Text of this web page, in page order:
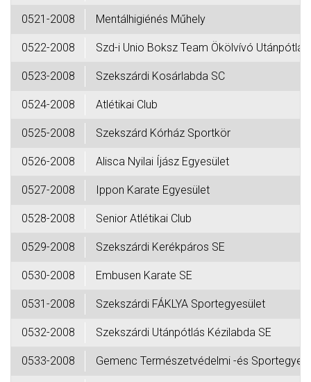
0521-2008 Mentálhigiénés Műhely
0522-2008 Szd-i Unio Boksz Team Ökölvívó
0523-2008 Szekszárdi Kosárlabda SC
0524-2008 Atlétikai Club
0525-2008 Szekszárd Kórház Sportkör
0526-2008 Alisca Nyilai Íjász Egyesület
0527-2008 Ippon Karate Egyesület
0528-2008 Senior Atlétikai Club
0529-2008 Szekszárdi Kerékpáros SE
0530-2008 Embusen Karate SE
0531-2008 Szekszárdi FÁKLYA Sportegyesület
0532-2008 Szekszárdi Utánpótlás Kézilabda SE
0533-2008 Gemenc Természetvédelmi -és